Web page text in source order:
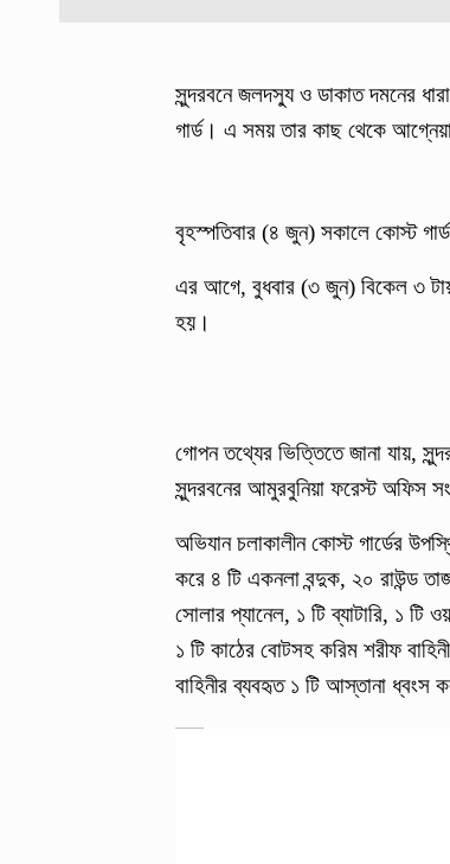
সুন্দরবনে জলদস্যু ও ডাকাত দমনের
গার্ড। এ সময় তার কাছ থেকে
বৃহস্পতিবার (৪ জুন) সকালে কোস্ট
এর আগে, বুধবার (৩ জুন) বিকেল ৩
হয়।
গোপন তথ্যের ভিত্তিতে জানা যায়,
সুন্দরবনের আমুরবুনিয়া ফরেস্ট অফিস
অভিযান চলাকালীন কোস্ট গার্ডের
করে ৪ টি একনলা বন্দুক, ২০ রাউন্ড
সোলার প্যানেল, ১ টি ব্যাটারি, ১ টি
১ টি কাঠের বোটসহ করিম শরীফ
বাহিনীর ব্যবহৃত ১ টি আস্তানা ধ্বংস